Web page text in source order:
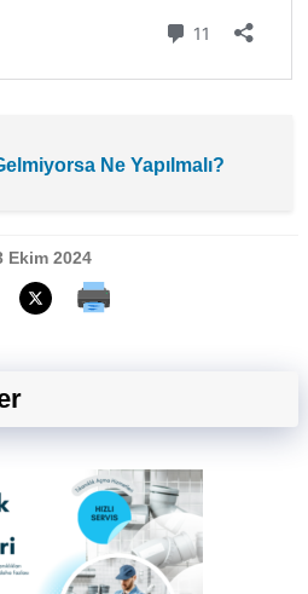
Ne Yapılmalı?
Ekim 2024